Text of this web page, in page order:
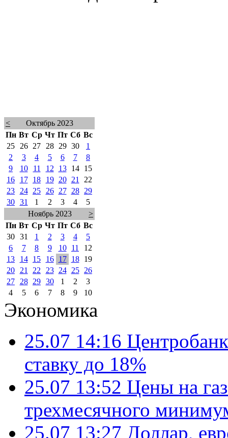
<
Октябрь 2023
Пн Вт Ср Чт Пт Сб Вс
25
26 27 28 29 30
1
2
3 4 5 6 7
8
9
10 11 12 13 14
15
16
17 18 19 20 21
22
23
24 25 26 27 28
29
30 31 1 2 3 4
5
Ноябрь 2023
>
Пн Вт Ср Чт Пт Сб Вс
30 31 1 2 3 4
5
6
7 8 9 10 11
12
13
14 15 16 17 18
19
20
21 22 23 24 25
26
27
28 29 30 1 2
3
4
5 6 7 8 9 10
Экономика
25.07 14:16
ставку до 18%
25.07 13:52 Цены на
трехмесячного
25.07 13:27 Доллар,